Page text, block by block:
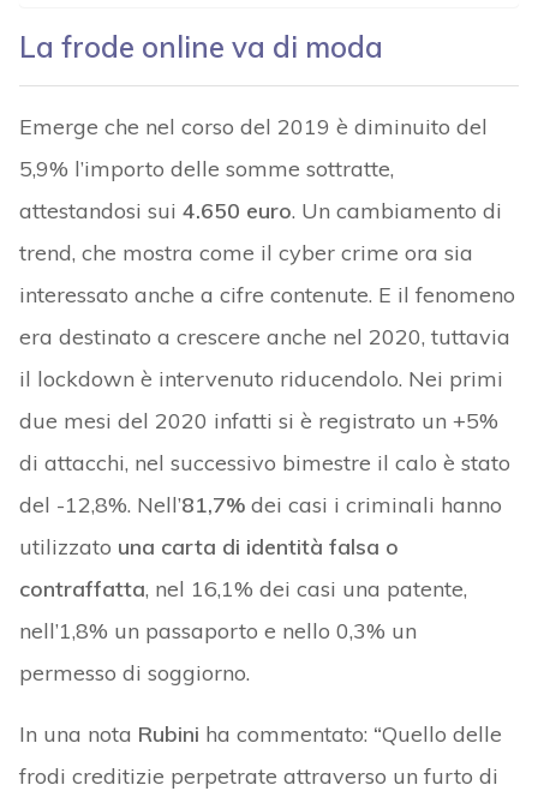
La frode online va di moda
Emerge che nel corso del 2019 è diminuito del
5,9% l’importo delle somme sottratte,
attestandosi sui 4.650 euro. Un cambiamento di
trend, che mostra come il cyber crime ora sia
interessato anche a cifre contenute. E il fenomeno
era destinato a crescere anche nel 2020, tuttavia
il lockdown è intervenuto riducendolo. Nei primi
due mesi del 2020 infatti si è registrato un +5%
di attacchi, nel successivo bimestre il calo è stato
del -12,8%. Nell’81,7% dei casi i criminali hanno
utilizzato una carta di identità falsa o
contraffatta, nel 16,1% dei casi una patente,
nell’1,8% un passaporto e nello 0,3% un
permesso di soggiorno.
In una nota Rubini ha commentato: “Quello delle
frodi creditizie perpetrate attraverso un furto di